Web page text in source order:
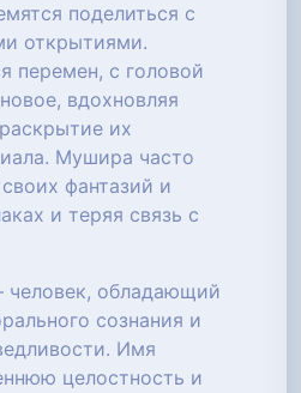
поделиться с
открытиями.
перемен, с головой
вдохновляя
их
Мушира часто
фантазий и
и теряя связь с
обладающий
сознания и
Имя
целостность и